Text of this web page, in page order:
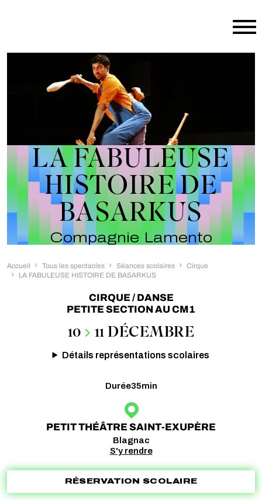
LA FABULEUSE
HISTOIRE DE
BASARKUS
Compagnie Lamento
Accueil Tous les spectacles Séances scolaires
Cirque
LA FABULEUSE HISTOIRE DE BASARKUS
CIRQUE / DANSE
PETITE SECTION AU CM1
10 11 DÉCEMBRE
Détails représentations scolaires
Durée35min
PETIT THÉÂTRE SAINT-EXUPÈRE
Blagnac
S'y rendre
RÉSERVATION SCOLAIRE